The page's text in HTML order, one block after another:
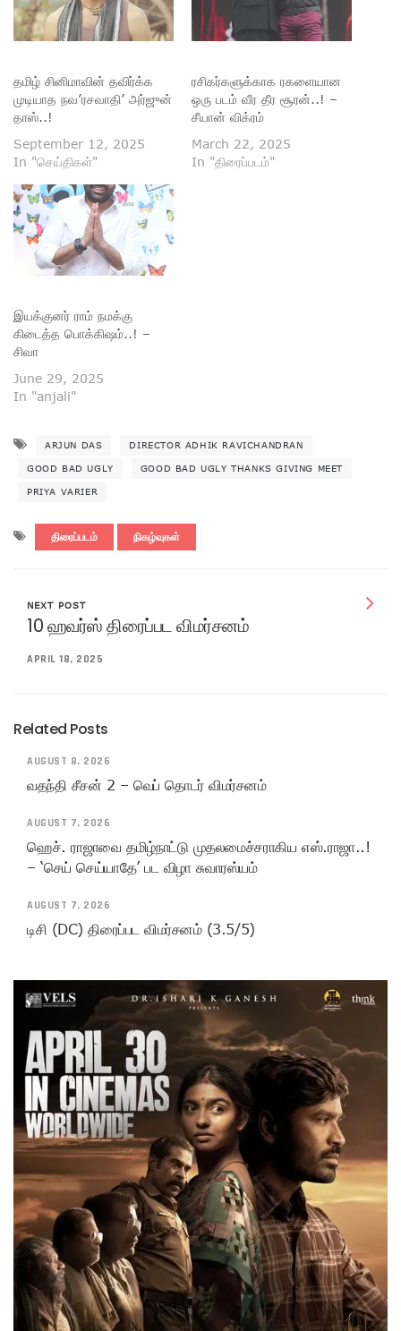
தமிழ் சினிமாவின் தவிர்க்க
முடியாத நவ’ரசவாதி’ அர்ஜுன்
தாஸ்..!
September 12, 2025
In "செய்திகள்"
ரசிகர்களுக்காக ரகளையான
ஒரு படம் வீர தீர சூரன்..! –
சீயான் விக்ரம்
March 22, 2025
In "திரைப்படம்"
இயக்குனர் ராம் நமக்கு
கிடைத்த பொக்கிஷம்..! –
சிவா
June 29, 2025
In "anjali"
ARJUN DAS DIRECTOR ADHIK RAVICHANDRAN
GOOD BAD UGLY GOOD BAD UGLY THANKS GIVING MEET
PRIYA VARIER
திரைப்படம் நிகழ்வுகள்
NEXT POST
10 ஹவர்ஸ் திரைப்பட விமர்சனம்
APRIL 18, 2025
Related Posts
AUGUST 8, 2026
வதந்தி சீசன் 2 – வெப் தொடர் விமர்சனம்
AUGUST 7, 2026
ஹெச். ராஜாவை தமிழ்நாட்டு முதலமைச்சராகிய எஸ்.ராஜா..!
– ‘செய் செய்யாதே’ பட விழா சுவாரஸ்யம்
AUGUST 7, 2026
டிசி (DC) திரைப்பட விமர்சனம் (3.5/5)